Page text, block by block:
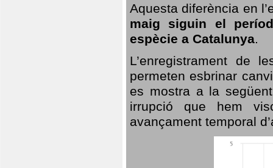
Aquesta diferència en
maig siguin el
espècie a Catalunya.
L’enregistrament de
permeten esbrinar
es mostra a la
irrupció que hem
avançament temporal